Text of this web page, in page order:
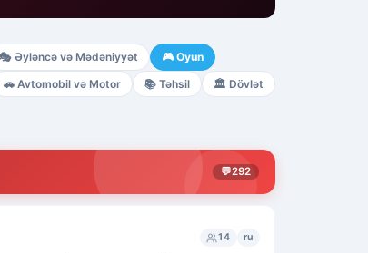
🎭 Əyləncə və Mədəniyyət 🎮 Oyun
🚗 Avtomobil və Motor 📚 Təhsil 🏛️ Dövlət
💬292
14 ru